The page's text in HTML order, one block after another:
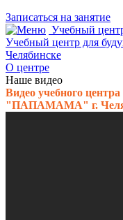
Записаться на занятие
Учебный
Учебный центр для
Челябинске
О центре
Наше видео
Видео учебного
"ПАПАМАМА" г.